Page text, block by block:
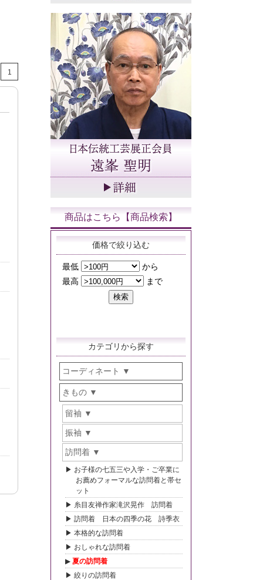
1
商品はこちら【商品検索】
価格で絞り込む
カテゴリから探す
コーディネート
きもの
留袖
振袖
訪問着
お子様の七五三や入学・ご卒業に
お薦めフォーマルな訪問着と帯セ
ット
糸目友禅作家滝沢晃作 訪問着
訪問着 日本の四季の花 詩季衣
本格的な訪問着
おしゃれな訪問着
夏の訪問着
絞りの訪問着